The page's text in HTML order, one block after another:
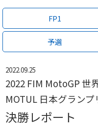
FP1
予選
2022.09.25
2022 FIM MotoGP
MOTUL 日本グランプ
決勝レポート